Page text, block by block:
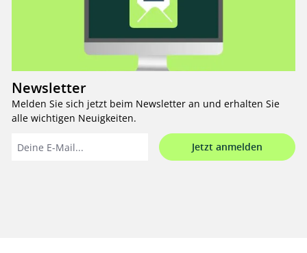
Newsletter
Melden Sie sich jetzt beim Newsletter an und erhalten Sie
alle wichtigen Neuigkeiten.
Jetzt anmelden